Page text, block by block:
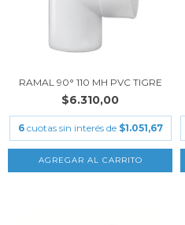
RAMAL 90° 110 MH PVC TIGRE
$6.310,00
6 cuotas sin interés de $1.051,67